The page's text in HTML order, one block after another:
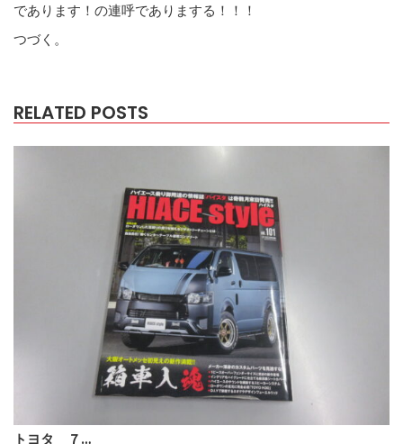
であります！の連呼でありまする！！！
つづく。
RELATED POSTS
トヨタ ７…